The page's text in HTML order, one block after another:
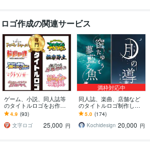
ゴ作成の関連サービス
ゲーム、小説、同人誌等
のタイトルロゴをお作り
します 修正回数無制限！a
iデータ込みの価格
4.9 (93)
文字ロゴ
25,000 円
満枠対応中
同人誌、楽曲、店舗など
のタイトルロゴ制作しま
す あなたの想いや物語が
伝わる、繊細なロゴを作
りたい方へ
5.0 (174)
Kochidesign 20,000 円